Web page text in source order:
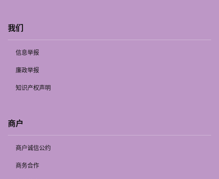
我们
信息举报
廉政举报
知识产权声明
商户
商户诚信公约
商务合作